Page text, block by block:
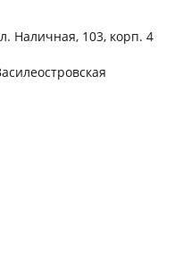
Наличная, 103, корп. 4